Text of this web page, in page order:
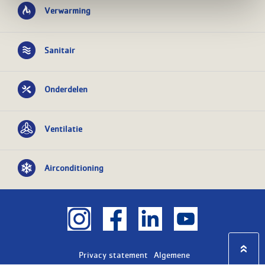
Verwarming
Sanitair
Onderdelen
Ventilatie
Airconditioning
Privacy statement Algemene